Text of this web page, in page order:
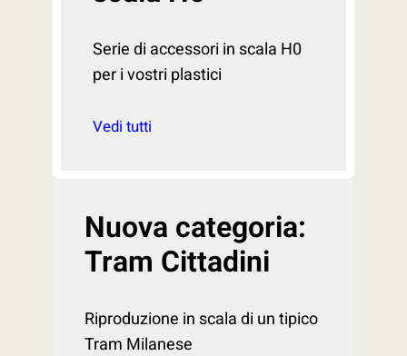
Serie di accessori in scala H0
per i vostri plastici
Vedi tutti
Nuova categoria:
Tram Cittadini
Riproduzione in scala di un tipico
Tram Milanese